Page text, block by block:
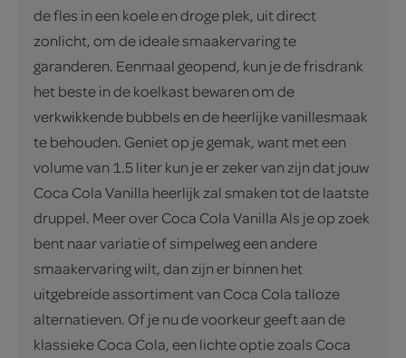
de fles in een koele en droge plek, uit direct
zonlicht, om de ideale smaakervaring te
garanderen. Eenmaal geopend, kun je de frisdrank
het beste in de koelkast bewaren om de
verkwikkende bubbels en de heerlijke vanillesmaak
te behouden. Geniet op je gemak, want met een
volume van 1.5 liter kun je er zeker van zijn dat jouw
Coca Cola Vanilla heerlijk zal smaken tot de laatste
druppel. Meer over Coca Cola Vanilla Als je op zoek
bent naar variatie of simpelweg een andere
smaakervaring wilt, dan zijn er binnen het
uitgebreide assortiment van Coca Cola talloze
alternatieven. Of je nu de voorkeur geeft aan de
klassieke Coca Cola, een lichte optie zoals Coca